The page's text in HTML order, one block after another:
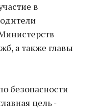
в
а также главы
безопасности
цель -